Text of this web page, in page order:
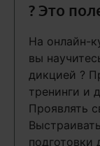
? Это
На онлайн-
вы
дикцией ?
тренинги и
Проявлять
подготовки